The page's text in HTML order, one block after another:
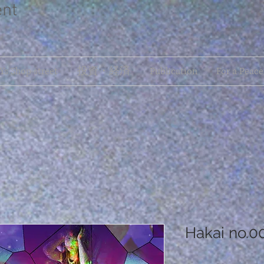
Shop street 投資・経済 Publication For a
Hakai